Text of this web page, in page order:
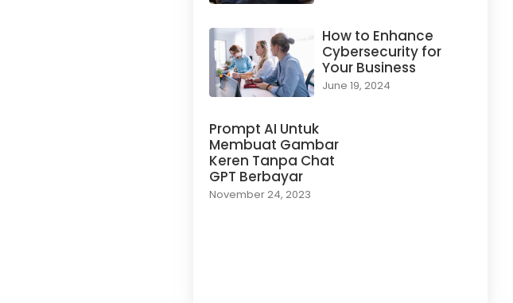
How to Enhance
Cybersecurity for
Your Business
June 19, 2024
Prompt AI Untuk
Membuat Gambar
Keren Tanpa Chat
GPT Berbayar
November 24, 2023